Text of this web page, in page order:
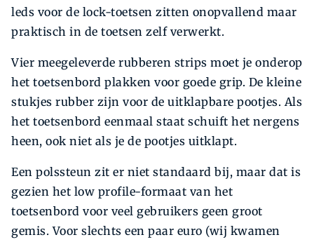
leds voor de lock-toetsen zitten onopvallend maar
praktisch in de toetsen zelf verwerkt.
Vier meegeleverde rubberen strips moet je onderop
het toetsenbord plakken voor goede grip. De kleine
stukjes rubber zijn voor de uitklapbare pootjes. Als
het toetsenbord eenmaal staat schuift het nergens
heen, ook niet als je de pootjes uitklapt.
Een polssteun zit er niet standaard bij, maar dat is
gezien het low profile-formaat van het
toetsenbord voor veel gebruiker­s geen groot
gemis. Voor slechts een paar euro (wij kwamen